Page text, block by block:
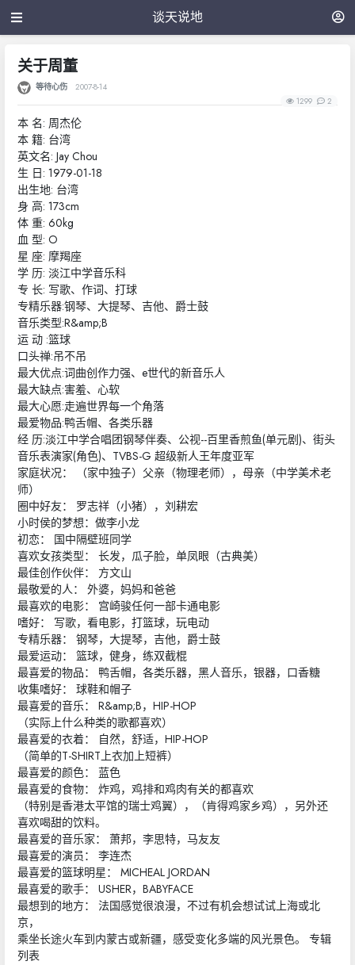
谈天说地
关于周董
等待心伤
2007-8-14
1299
2
本 名: 周杰伦
本 籍: 台湾
英文名: Jay Chou
生 日: 1979-01-18
出生地: 台湾
身 高: 173cm
体 重: 60kg
血 型: O
星 座: 摩羯座
学 历: 淡江中学音乐科
专 长: 写歌、作词、打球
专精乐器:钢琴、大提琴、吉他、爵士鼓
音乐类型:R&amp;B
运 动 :篮球
口头禅:吊不吊
最大优点:词曲创作力强、e世代的新音乐人
最大缺点:害羞、心软
最大心愿:走遍世界每一个角落
最爱物品:鸭舌帽、各类乐器
经 历:淡江中学合唱团钢琴伴奏、公视--百里香煎鱼(单元剧)、街头
音乐表演家(角色)、TVBS-G 超级新人王年度亚军
家庭状况： （家中独子）父亲（物理老师），母亲（中学美术老
师）
圈中好友： 罗志祥（小猪），刘耕宏
小时侯的梦想：做李小龙
初恋： 国中隔壁班同学
喜欢女孩类型： 长发，瓜子脸，单凤眼（古典美）
最佳创作伙伴： 方文山
最敬爱的人： 外婆，妈妈和爸爸
最喜欢的电影： 宫崎骏任何一部卡通电影
嗜好： 写歌，看电影，打篮球，玩电动
专精乐器： 钢琴，大提琴，吉他，爵士鼓
最爱运动： 篮球，健身，练双截棍
最喜爱的物品： 鸭舌帽，各类乐器，黑人音乐，银器，口香糖
收集嗜好： 球鞋和帽子
最喜爱的音乐： R&amp;B，HIP-HOP
（实际上什么种类的歌都喜欢）
最喜爱的衣着： 自然，舒适，HIP-HOP
（简单的T-SHIRT上衣加上短裤）
最喜爱的颜色： 蓝色
最喜爱的食物： 炸鸡，鸡排和鸡肉有关的都喜欢
（特别是香港太平馆的瑞士鸡翼），（肯得鸡家乡鸡），另外还
喜欢喝甜的饮料。
最喜爱的音乐家： 萧邦，李思特，马友友
最喜爱的演员： 李连杰
最喜爱的篮球明星： MICHEAL JORDAN
最喜爱的歌手： USHER，BABYFACE
最想到的地方： 法国感觉很浪漫，不过有机会想试试上海或北
京，
乘坐长途火车到内蒙古或新疆，感受变化多端的风光景色。专辑
列表